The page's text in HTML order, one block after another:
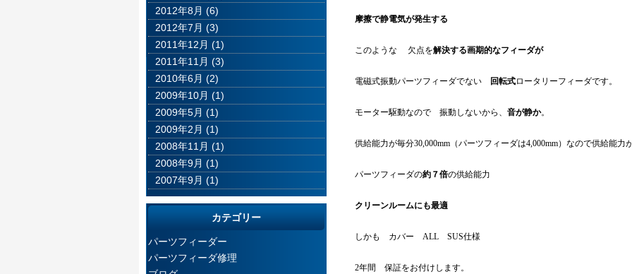
摩擦で静電気が発生する
このような 欠点を解決する画期的なフィーダが
電磁式振動パーツフィーダでない 回転式ロータリーフィーダです。
モーター駆動なので 振動しないから、 音が静か。
供給能力が毎分30,000mm（パーツフィーダは4,000mm）なので供給能力
パーツフィーダの約７倍の供給能力
クリーンルームにも最適
しかも カバー ALL SUS仕様
2年間 保証をお付けします。
2012年8月 (6)
2012年7月 (3)
2011年12月 (1)
2011年11月 (3)
2010年6月 (2)
2009年10月 (1)
2009年5月 (1)
2009年2月 (1)
2008年11月 (1)
2008年9月 (1)
2007年9月 (1)
カテゴリー
パーツフィーダー
パーツフィーダ修理